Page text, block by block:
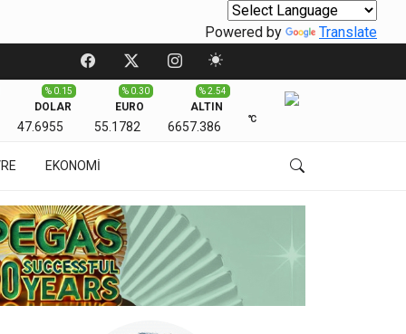
Powered by Translate
DOLAR
47.6955
% 0.15
EURO
55.1782
% 0.30
ALTIN
6657.386
% 2.54
℃
EKONOMİ